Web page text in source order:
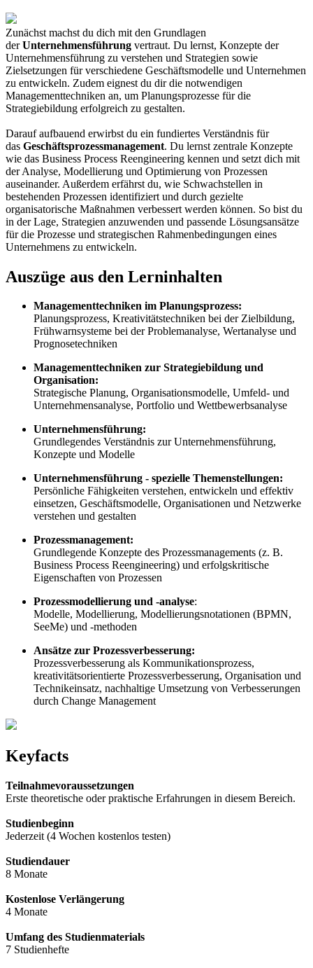
Zunächst machst du dich mit den Grundlagen
derUnternehmensführung vertraut. Du lernst, Konzepte der
Unternehmensführung zu verstehen und Strategien sowie
Zielsetzungen für verschiedene Geschäftsmodelle und Unternehmen
zu entwickeln. Zudem eignest du dir die notwendigen
Managementtechniken an, um Planungsprozesse für die
Strategiebildung erfolgreich zu gestalten.
Darauf aufbauend erwirbst du ein fundiertes Verständnis für
das Geschäftsprozessmanagement. Du lernst zentrale Konzepte
wie das Business Process Reengineering kennen und setzt dich mit
der Analyse, Modellierung und Optimierung von Prozessen
auseinander. Außerdem erfährst du, wie Schwachstellen in
bestehenden Prozessen identifiziert und durch gezielte
organisatorische Maßnahmen verbessert werden können. So bist du
in der Lage, Strategien anzuwenden und passende Lösungsansätze
für die Prozesse und strategischen Rahmenbedingungen eines
Unternehmens zu entwickeln.
Auszüge aus den Lerninhalten
Managementtechniken im Planungsprozess:
Planungsprozess, Kreativitätstechniken bei der Zielbildung,
Frühwarnsysteme bei der Problemanalyse, Wertanalyse und
Prognosetechniken
Managementtechniken zur Strategiebildung und
Organisation:
Strategische Planung, Organisationsmodelle, Umfeld- und
Unternehmensanalyse, Portfolio und Wettbewerbsanalyse
Unternehmensführung:
Grundlegendes Verständnis zur Unternehmensführung,
Konzepte und Modelle
Unternehmensführung - spezielle Themenstellungen:
Persönliche Fähigkeiten verstehen, entwickeln und effektiv
einsetzen, Geschäftsmodelle, Organisationen und Netzwerke
verstehen und gestalten
Prozessmanagement:
Grundlegende Konzepte des Prozessmanagements (z. B.
Business Process Reengineering) und erfolgskritische
Eigenschaften von Prozessen
Prozessmodellierung und -analyse:
Modelle, Modellierung, Modellierungsnotationen (BPMN,
SeeMe) und -methoden
Ansätze zur Prozessverbesserung:
Prozessverbesserung als Kommunikationsprozess,
kreativitätsorientierte Prozessverbesserung, Organisation und
Technikeinsatz, nachhaltige Umsetzung von Verbesserungen
durch Change Management
Keyfacts
Teilnahmevoraussetzungen
Erste theoretische oder praktische Erfahrungen in diesem Bereich.
Studienbeginn
Jederzeit (4 Wochen kostenlos testen)
Studiendauer
8 Monate
Kostenlose Verlängerung
4 Monate
Umfang des Studienmaterials
7 Studienhefte